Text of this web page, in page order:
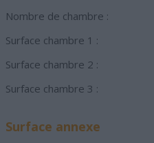
Nombre de chambre :
Surface chambre 1 :
Surface chambre 2 :
Surface chambre 3 :
Surface annexe